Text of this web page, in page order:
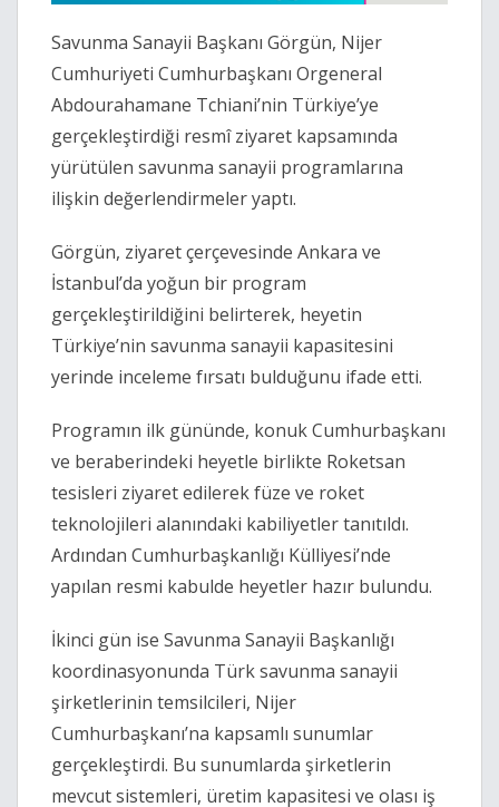
Savunma Sanayii Başkanı Görgün, Nijer
Cumhuriyeti Cumhurbaşkanı Orgeneral
Abdourahamane Tchiani’nin Türkiye’ye
gerçekleştirdiği resmî ziyaret kapsamında
yürütülen savunma sanayii programlarına
ilişkin değerlendirmeler yaptı.
Görgün, ziyaret çerçevesinde Ankara ve
İstanbul’da yoğun bir program
gerçekleştirildiğini belirterek, heyetin
Türkiye’nin savunma sanayii kapasitesini
yerinde inceleme fırsatı bulduğunu ifade etti.
Programın ilk gününde, konuk Cumhurbaşkanı
ve beraberindeki heyetle birlikte Roketsan
tesisleri ziyaret edilerek füze ve roket
teknolojileri alanındaki kabiliyetler tanıtıldı.
Ardından Cumhurbaşkanlığı Külliyesi’nde
yapılan resmi kabulde heyetler hazır bulundu.
İkinci gün ise Savunma Sanayii Başkanlığı
koordinasyonunda Türk savunma sanayii
şirketlerinin temsilcileri, Nijer
Cumhurbaşkanı’na kapsamlı sunumlar
gerçekleştirdi. Bu sunumlarda şirketlerin
mevcut sistemleri, üretim kapasitesi ve olası iş